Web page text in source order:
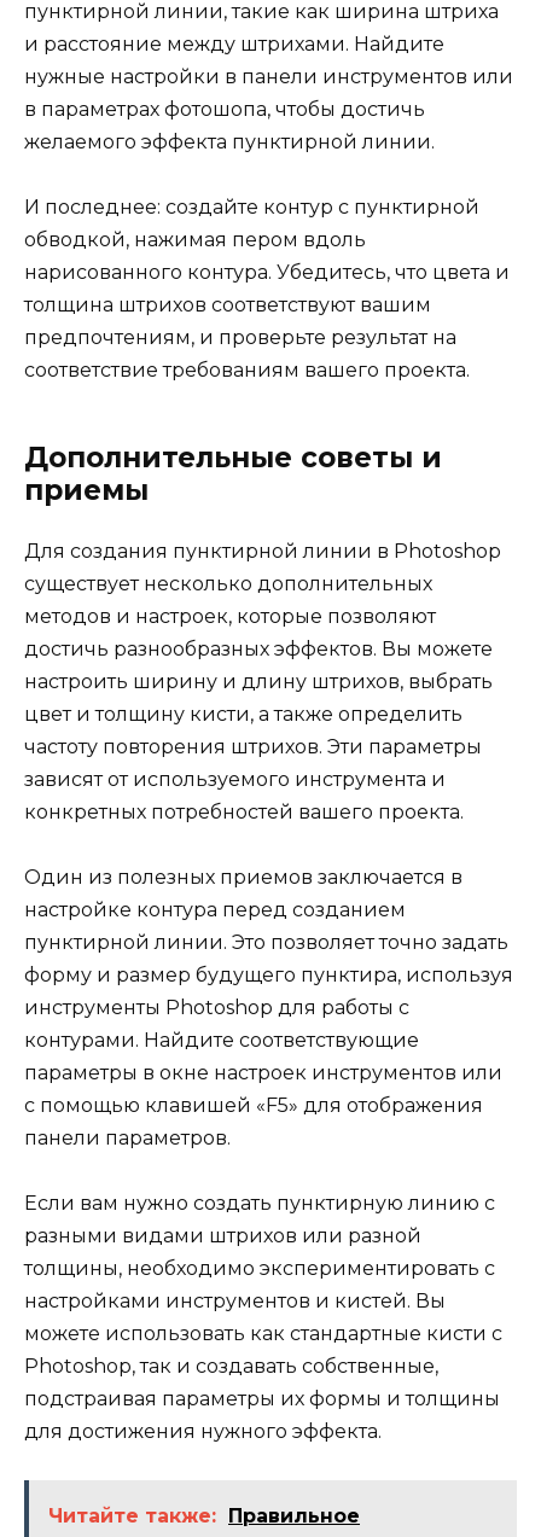
пунктирной линии, такие как ширина штриха
и расстояние между штрихами. Найдите
нужные настройки в панели инструментов или
в параметрах фотошопа, чтобы достичь
желаемого эффекта пунктирной линии.
И последнее: создайте контур с пунктирной
обводкой, нажимая пером вдоль
нарисованного контура. Убедитесь, что цвета и
толщина штрихов соответствуют вашим
предпочтениям, и проверьте результат на
соответствие требованиям вашего проекта.
Дополнительные советы и
приемы
Для создания пунктирной линии в Photoshop
существует несколько дополнительных
методов и настроек, которые позволяют
достичь разнообразных эффектов. Вы можете
настроить ширину и длину штрихов, выбрать
цвет и толщину кисти, а также определить
частоту повторения штрихов. Эти параметры
зависят от используемого инструмента и
конкретных потребностей вашего проекта.
Один из полезных приемов заключается в
настройке контура перед созданием
пунктирной линии. Это позволяет точно задать
форму и размер будущего пунктира, используя
инструменты Photoshop для работы с
контурами. Найдите соответствующие
параметры в окне настроек инструментов или
с помощью клавишей «F5» для отображения
панели параметров.
Если вам нужно создать пунктирную линию с
разными видами штрихов или разной
толщины, необходимо экспериментировать с
настройками инструментов и кистей. Вы
можете использовать как стандартные кисти с
Photoshop, так и создавать собственные,
подстраивая параметры их формы и толщины
для достижения нужного эффекта.
Читайте также:
Правильное